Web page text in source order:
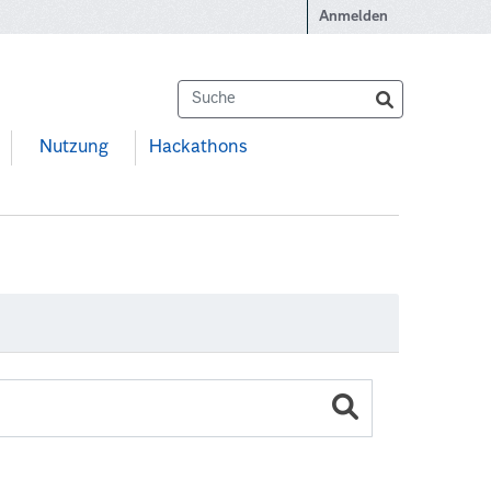
Anmelden
Nutzung Hackathons